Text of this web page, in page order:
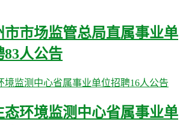
市市场监管总局直属事业单
83人公告
态环境监测中心省属事业单